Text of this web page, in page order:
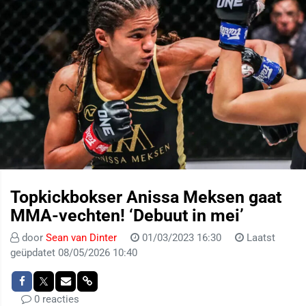
Topkickbokser Anissa Meksen gaat
MMA-vechten! ‘Debuut in mei’
door Sean van Dinter 01/03/2023 16:30
Laatst
geüpdatet 08/05/2026 10:40
0 reacties